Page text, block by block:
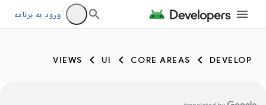
ورود به برنامه
DEVELOP
CORE AREAS
UI
VIEWS